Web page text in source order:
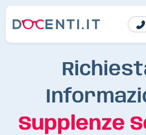
Supplenze